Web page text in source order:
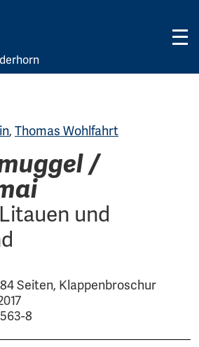
, Thomas Wohlfahrt
/
und
Seiten, Klappenbroschur
8